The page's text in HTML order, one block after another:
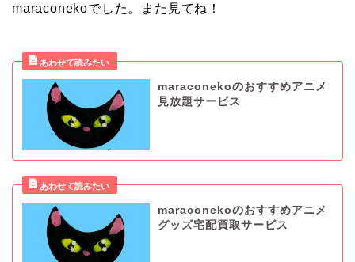
maraconekoでした。また見てね！
maraconekoのおすすめアニメ
見放題サービス
maraconekoのおすすめアニメ
グッズ宅配買取サービス